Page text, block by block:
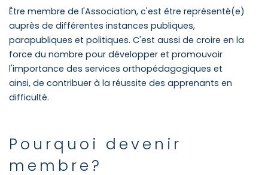
Être membre de l'Association, c'est être représenté(e)
auprès de différentes instances publiques,
parapubliques et politiques. C'est aussi de croire en la
force du nombre pour développer et promouvoir
l'importance des services orthopédagogiques et
ainsi, de contribuer à la réussite des apprenants en
difficulté.
Pourquoi devenir
membre?